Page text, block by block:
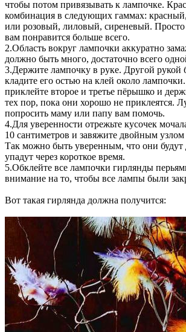
чтобы потом привязывать к лампочке.
комбинация в следующих гаммах:
или розовый, лиловый, сиреневый. Просто
вам понравится больше всего.
2.Область вокруг лампочки аккуратно
должно быть много, достаточно всего
3.Держите лампочку в руке. Другой рукой
кладите его остью на клей около
приклейте второе и третье пёрышко и
тех пор, пока они хорошо не приклеятся.
попросить маму или папу вам помочь.
4.Для уверенности отрежьте кусочек
10 сантиметров и завяжите двойным узлом
Так можно быть уверенным, что они будут
упадут через короткое время.
5.Обклейте все лампочки гирлянды
внимание на то, чтобы все лампы были
Вот такая гирлянда должна получится: